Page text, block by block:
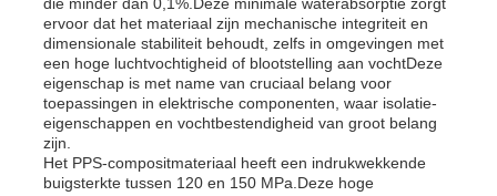
Producten
Over ons
ervoor dat het materiaal zijn mechanische integriteit en
dimensionale stabiliteit behoudt, zelfs in omgevingen met
een hoge luchtvochtigheid of blootstelling aan vochtDeze
eigenschap is met name van cruciaal belang voor
toepassingen in elektrische componenten, waar isolatie-
eigenschappen en vochtbestendigheid van groot belang
zijn.
Het PPS-compositmateriaal heeft een indrukwekkende
buigsterkte tussen 120 en 150 MPa.Deze hoge